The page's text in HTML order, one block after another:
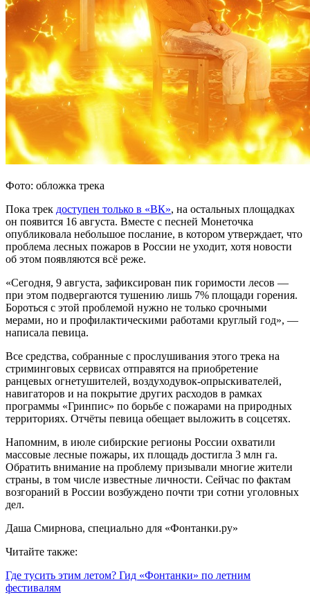
Фото: обложка трека
Пока трек доступен только в «ВК», на остальных площадках
он появится 16 августа. Вместе с песней Монеточка
опубликовала небольшое послание, в котором утверждает, что
проблема лесных пожаров в России не уходит, хотя новости
об этом появляются всё реже.
«Сегодня, 9 августа, зафиксирован пик горимости лесов —
при этом подвергаются тушению лишь 7% площади горения.
Бороться с этой проблемой нужно не только срочными
мерами, но и профилактическими работами круглый год», —
написала певица.
Все средства, собранные с прослушивания этого трека на
стриминговых сервисах отправятся на приобретение
ранцевых огнетушителей, воздуходувок-опрыскивателей,
навигаторов и на покрытие других расходов в рамках
программы «Гринпис» по борьбе с пожарами на природных
территориях. Отчёты певица обещает выложить в соцсетях.
Напомним, в июле сибирские регионы России охватили
массовые лесные пожары, их площадь достигла 3 млн га.
Обратить внимание на проблему призывали многие жители
страны, в том числе известные личности. Сейчас по фактам
возгораний в России возбуждено почти три сотни уголовных
дел.
Даша Смирнова, специально для «Фонтанки.ру»
Читайте также:
Где тусить этим летом? Гид «Фонтанки» по летним
фестивалям